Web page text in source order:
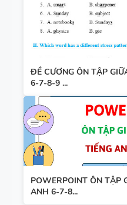
ĐỀ CƯƠNG ÔN TẬP
6-7-8-9 ...
POWERPOINT ÔN TẬP
ANH 6-7-8...